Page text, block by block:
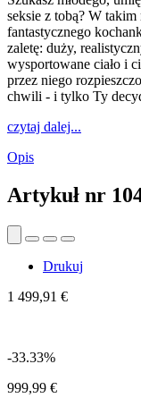
seksie z tobą? W
fantastycznego
zaletę: duży,
wysportowane ciało i
przez niego
chwili - i tylko Ty
czytaj dalej...
Opis
Artykuł nr
Drukuj
1 499,91 €
-33.33%
999,99 €